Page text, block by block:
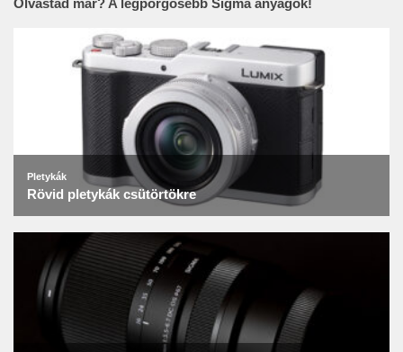
Olvastad már? A legpörgősebb Sigma anyagok!